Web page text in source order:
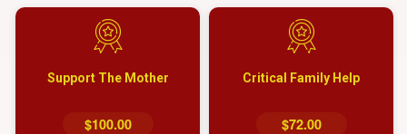
Critical Family Help
$72.00
Support The Mother
$100.00